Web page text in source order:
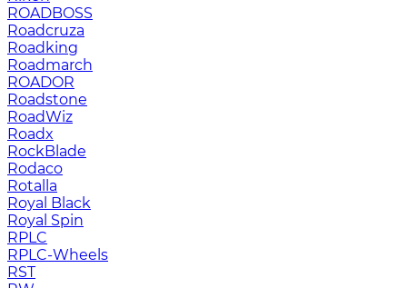
ROADBOSS
Roadcruza
Roadking
Roadmarch
ROADOR
Roadstone
RoadWiz
Roadx
RockBlade
Rodaco
Rotalla
Royal Black
Royal Spin
RPLC
RPLC-Wheels
RST